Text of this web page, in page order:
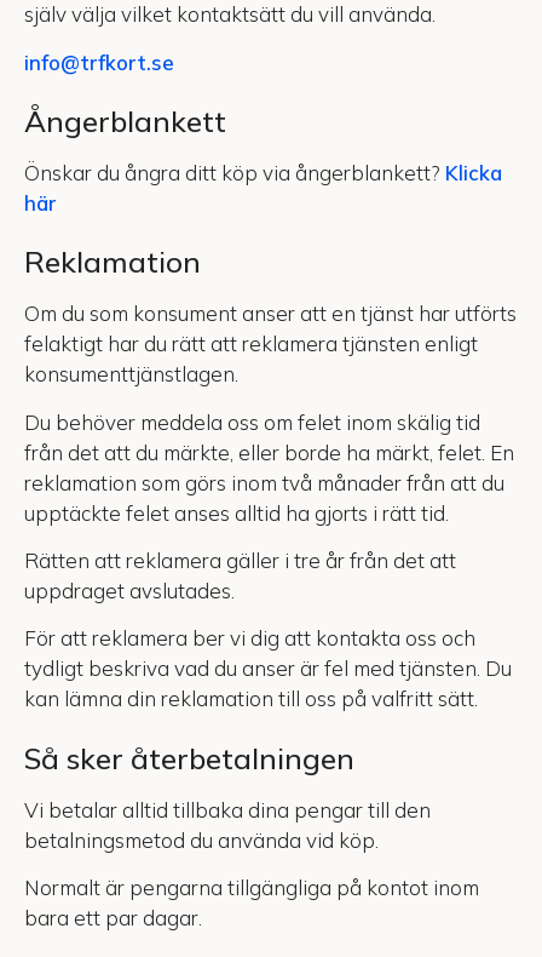
själv välja vilket kontaktsätt du vill använda.
info@trfkort.se
Ångerblankett
Önskar du ångra ditt köp via ångerblankett? Klicka
här
Reklamation
Om du som konsument anser att en tjänst har utförts
felaktigt har du rätt att reklamera tjänsten enligt
konsumenttjänstlagen.
Du behöver meddela oss om felet inom skälig tid
från det att du märkte, eller borde ha märkt, felet. En
reklamation som görs inom två månader från att du
upptäckte felet anses alltid ha gjorts i rätt tid.
Rätten att reklamera gäller i tre år från det att
uppdraget avslutades.
För att reklamera ber vi dig att kontakta oss och
tydligt beskriva vad du anser är fel med tjänsten. Du
kan lämna din reklamation till oss på valfritt sätt.
Så sker återbetalningen
Vi betalar alltid tillbaka dina pengar till den
betalningsmetod du använda vid köp.
Normalt är pengarna tillgängliga på kontot inom
bara ett par dagar.